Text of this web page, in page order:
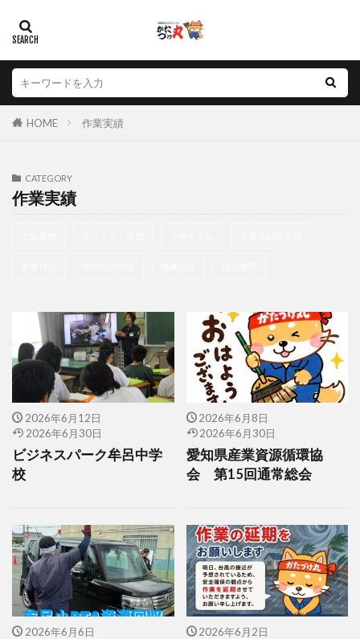
HOME 作業実績
CATEGORY
作業実績
2026年6月12日
2026年6月30日
ビジネスパーク牟呂中学
校
2026年6月8日
2026年6月30日
愛知県産業資源循環協
会 第15回通常総会
2026年6月6日
2026年6月2日